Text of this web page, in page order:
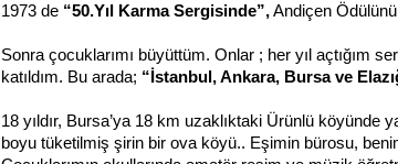
1973 de “50.Yıl Karma Sergisinde”,Andiçen
Sonra çocuklarımı büyüttüm. Onlar ; her yıl açtığım
katıldım. Bu arada; “İstanbul, Ankara, Bursa ve
18 yıldır, Bursa’ya 18 km uzaklıktaki Ürünlü köyünde
boyu tüketilmiş şirin bir ova köyü.. Eşimin bürosu,